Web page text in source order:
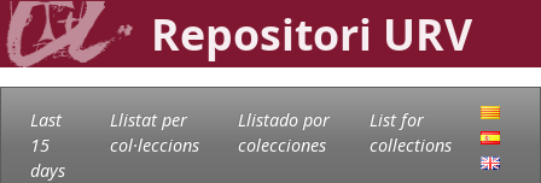
Repositori URV
Last
15
days
Llistat per
col·leccions
Llistado por
colecciones
List for
collections